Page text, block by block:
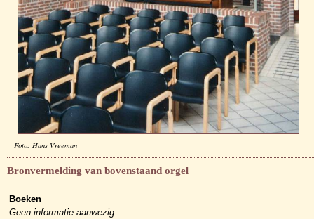
Foto: Hans Vreeman
Bronvermelding van bovenstaand orgel
Boeken
Geen informatie aanwezig